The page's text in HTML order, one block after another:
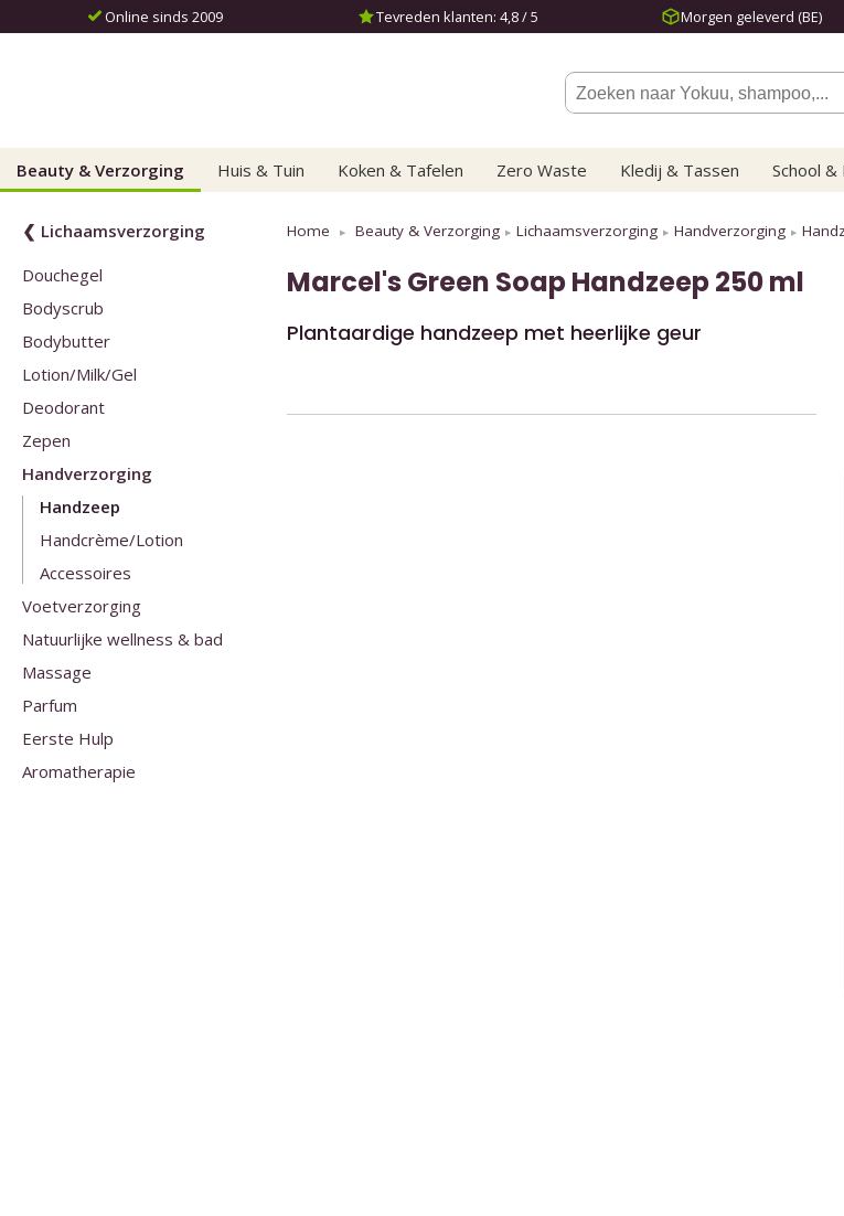
Online sinds 2009 Tevreden klanten: 4,8 / 5 Morgen geleverd (BE)
Beauty & Verzorging
Huis & Tuin Koken & Tafelen Zero Waste Kledij & Tassen School
Home Beauty & Verzorging Lichaamsverzorging Handverzorging
Marcel's Green SoapHandzeep 250 ml
Plantaardige handzeep met heerlijke geur
❮ Lichaamsverzorging
Douchegel
Bodyscrub
Bodybutter
Lotion/Milk/Gel
Deodorant
Zepen
Handverzorging
Handzeep
Handcrème/Lotion
Accessoires
Voetverzorging
Natuurlijke wellness & bad
Massage
Parfum
Eerste Hulp
Aromatherapie